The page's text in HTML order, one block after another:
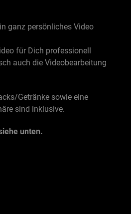
ganz persönliches Video
für Dich professionell
auch die Videobearbeitung
Getränke sowie eine
sind inklusive.
unten.